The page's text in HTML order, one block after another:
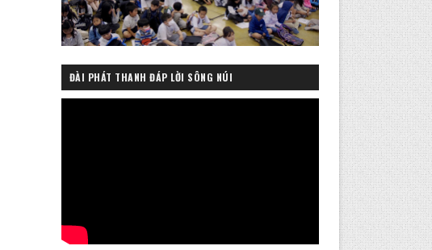
ĐÀI PHÁT THANH ĐÁP LỜI SÔNG NÚI